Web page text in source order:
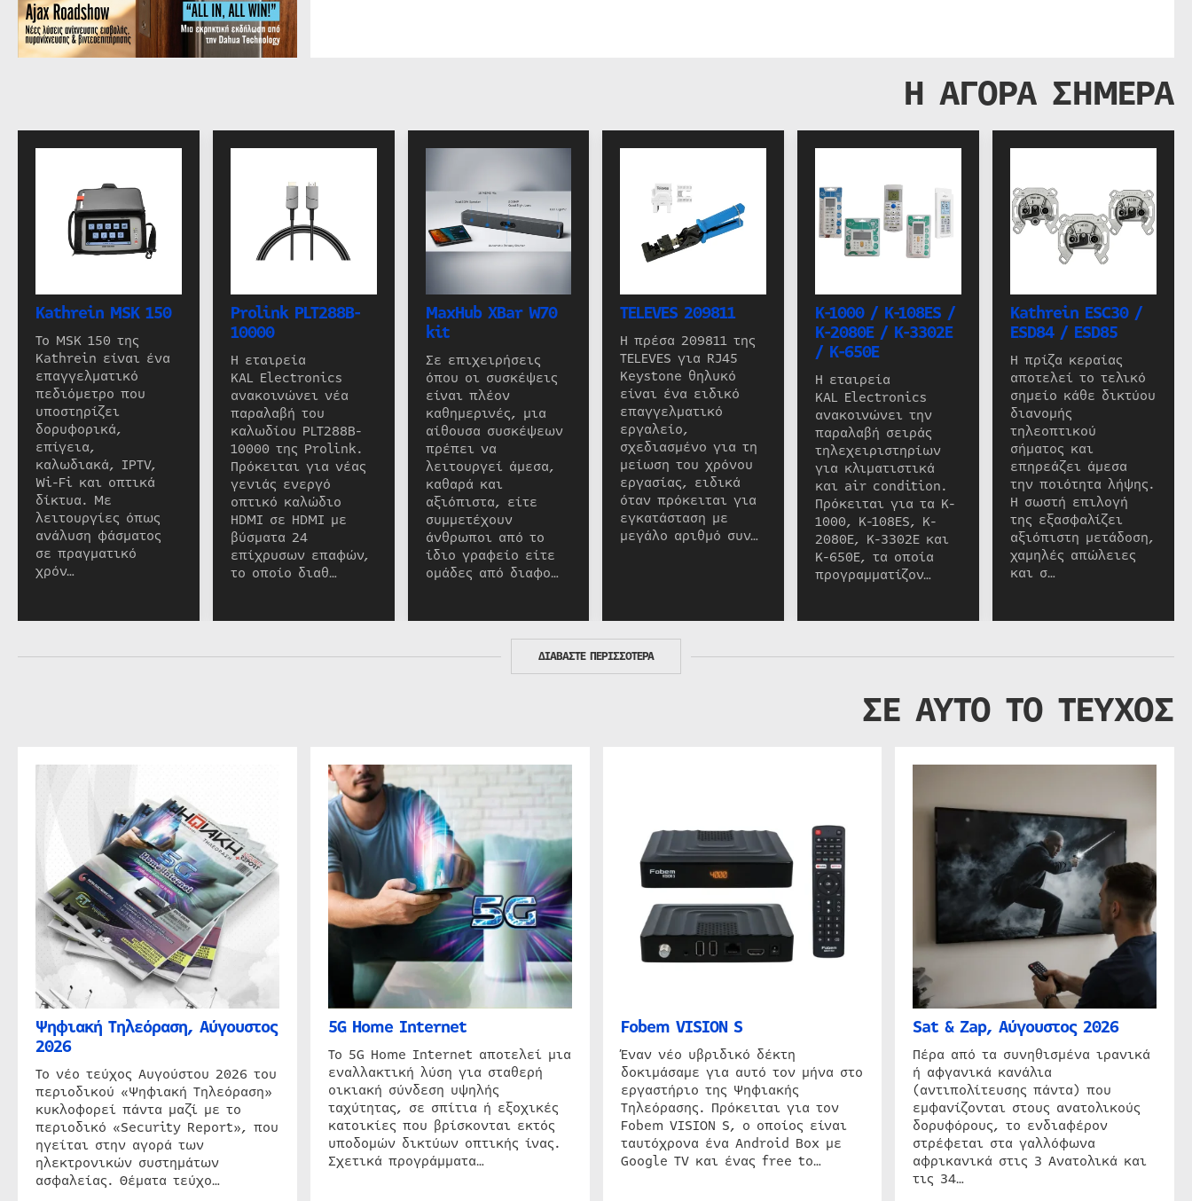
Η ΑΓΟΡΑ ΣΗΜΕΡΑ
Kathrein MSK 150
Το MSK 150 της
Kathrein είναι ένα
επαγγελματικό
πεδιόμετρο που
υποστηρίζει
δορυφορικά,
επίγεια,
καλωδιακά, IPTV,
Wi-Fi και οπτικά
δίκτυα. Με
λειτουργίες όπως
ανάλυση φάσματος
σε πραγματικό
χρόν…
Prolink PLT288B-
10000
Η εταιρεία
KAL Electronics
ανακοινώνει νέα
παραλαβή του
καλωδίου PLT288B-
10000 της Prolink.
Πρόκειται για νέας
γενιάς ενεργό
οπτικό καλώδιο
HDMI σε HDMI με
βύσματα 24
επίχρυσων επαφών,
το οποίο διαθ…
MaxHub XBar W70
kit
Σε επιχειρήσεις
όπου οι συσκέψεις
είναι πλέον
καθημερινές, μια
αίθουσα συσκέψεων
πρέπει να
λειτουργεί άμεσα,
καθαρά και
αξιόπιστα, είτε
συμμετέχουν
άνθρωποι από το
ίδιο γραφείο είτε
ομάδες από διαφο…
TELEVES 209811
Η πρέσα 209811 της
TELEVES για RJ45
Keystone θηλυκό
είναι ένα ειδικό
επαγγελματικό
εργαλείο,
σχεδιασμένο για τη
μείωση του χρόνου
εργασίας, ειδικά
όταν πρόκειται για
εγκατάσταση με
μεγάλο αριθμό συν…
K-1000 / K-108ES /
K-2080E / K-3302E
/ K-650E
Η εταιρεία
KAL Electronics
ανακοινώνει την
παραλαβή σειράς
τηλεχειριστηρίων
για κλιματιστικά
και air condition.
Πρόκειται για τα K-
1000, K-108ES, K-
2080E, K-3302E και
K-650E, τα οποία
προγραμματίζον…
Kathrein ESC30 /
ESD84 / ESD85
Η πρίζα κεραίας
αποτελεί το τελικό
σημείο κάθε δικτύου
διανομής
τηλεοπτικού
σήματος και
επηρεάζει άμεσα
την ποιότητα λήψης.
Η σωστή επιλογή
της εξασφαλίζει
αξιόπιστη μετάδοση,
χαμηλές απώλειες
και σ…
ΔΙΑΒΑΣΤΕ ΠΕΡΙΣΣΟΤΕΡΑ
ΣΕ ΑΥΤΟ ΤΟ ΤΕΥΧΟΣ
Ψηφιακή Τηλεόραση, Αύγουστος
2026
Το νέο τεύχος Αυγούστου 2026 του
περιοδικού «Ψηφιακή Τηλεόραση»
κυκλοφορεί πάντα μαζί με το
περιοδικό «Security Report», που
ηγείται στην αγορά των
ηλεκτρονικών συστημάτων
ασφαλείας. Θέματα τεύχο…
5G Home Internet
Το 5G Home Internet αποτελεί μια
εναλλακτική λύση για σταθερή
οικιακή σύνδεση υψηλής
ταχύτητας, σε σπίτια ή εξοχικές
κατοικίες που βρίσκονται εκτός
υποδομών δικτύων οπτικής ίνας.
Σχετικά προγράμματα…
Fobem VISION S
Έναν νέο υβριδικό δέκτη
δοκιμάσαμε για αυτό τον μήνα στο
εργαστήριο της Ψηφιακής
Τηλεόρασης. Πρόκειται για τον
Fobem VISION S, ο οποίος είναι
ταυτόχρονα ένα Android Box με
Google TV και ένας free to…
Sat & Zap, Αύγουστος 2026
Πέρα από τα συνηθισμένα ιρανικά
ή αφγανικά κανάλια
(αντιπολίτευσης πάντα) που
εμφανίζονται στους ανατολικούς
δορυφόρους, το ενδιαφέρον
στρέφεται στα γαλλόφωνα
αφρικανικά στις 3 Ανατολικά και
τις 34…